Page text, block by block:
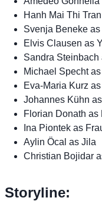
Hanh Mai Thi
Svenja Beneke
Elvis Clausen as
Sandra Steinbach
Michael Specht
Eva-Maria Kurz
Johannes Kühn
Florian Donath as
Ina Piontek as
Aylin Öcal as Jila
Christian Bojidar
Storyline: